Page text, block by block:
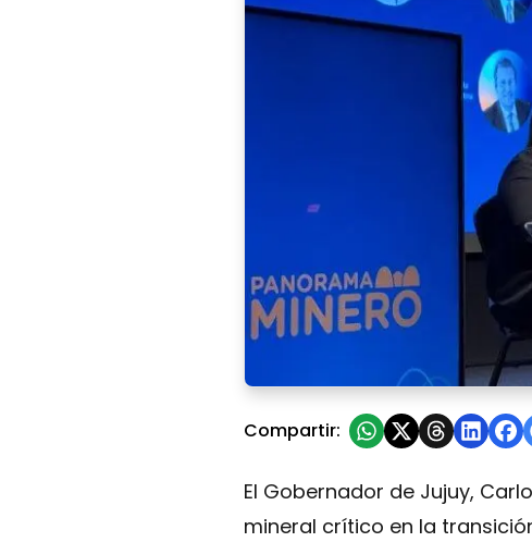
Litio en Sudamérica 2024: El
Compartir:
El Gobernador de Jujuy,
mineral crítico en la